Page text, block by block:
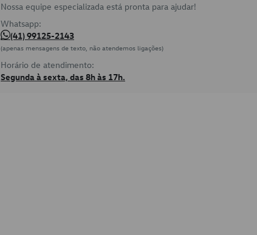
Nossa equipe especializada está pronta para ajudar!
Whatsapp:
(41) 99125-2143
(apenas mensagens de texto, não atendemos ligações)
Horário de atendimento:
Segunda à sexta, das 8h às 17h.